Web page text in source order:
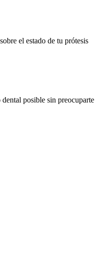
el estado de tu prótesis
posible sin preocuparte